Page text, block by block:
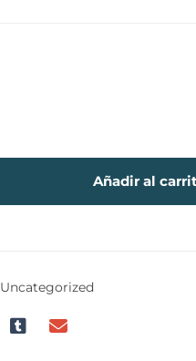
Añadir al
Uncategorized